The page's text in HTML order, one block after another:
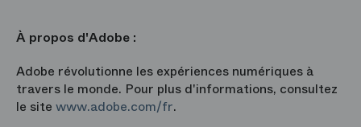
À propos d'Adobe :
Adobe révolutionne les expériences numériques à
travers le monde. Pour plus d'informations, consultez
le site www.adobe.com/fr.